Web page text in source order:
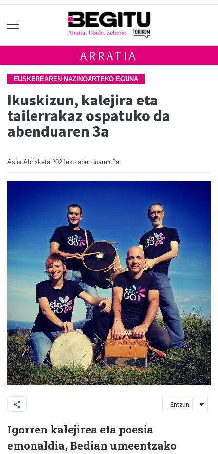
ARRATIA
EUSKEREAREN NAZINOARTEKO EGUNA
Ikuskizun, kalejira eta
tailerrakaz ospatuko da
abenduaren 3a
Asier Abrisketa 2021eko abenduaren 2a
Entzun
Igorren kalejirea eta poesia
emonaldia, Bedian umeentzako